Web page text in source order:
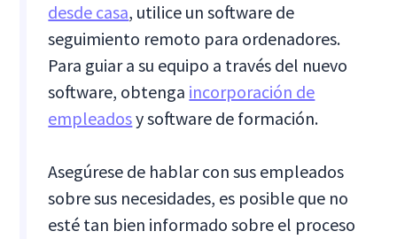
desde casa, utilice un software de
seguimiento remoto para ordenadores.
Para guiar a su equipo a través del nuevo
software, obtenga incorporación de
empleadosy software de formación.
Asegúrese de hablar con sus empleados
sobre sus necesidades, es posible que no
esté tan bien informado sobre el proceso